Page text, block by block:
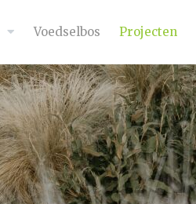
Voedselbos Projecten